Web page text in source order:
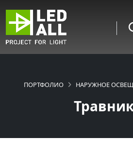
ПОРТФОЛИО НАРУЖНОЕ